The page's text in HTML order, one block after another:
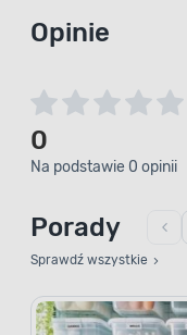
Opinie
0
Na podstawie 0 opinii
Porady
Sprawdź wszystkie